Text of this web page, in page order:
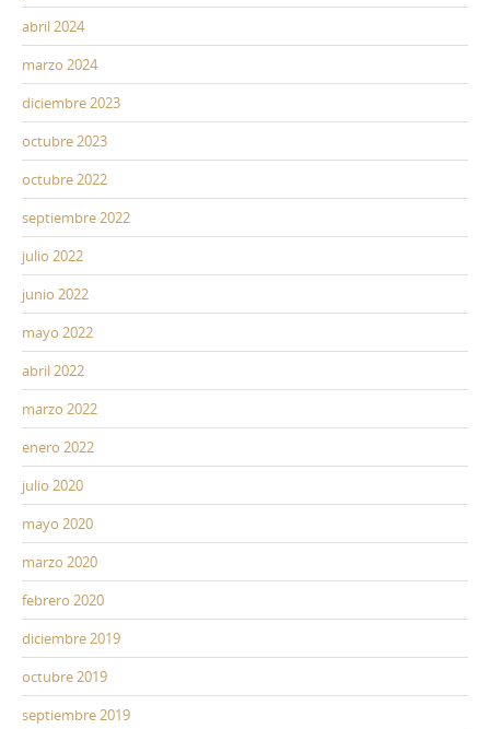
abril 2024
marzo 2024
diciembre 2023
octubre 2023
octubre 2022
septiembre 2022
julio 2022
junio 2022
mayo 2022
abril 2022
marzo 2022
enero 2022
julio 2020
mayo 2020
marzo 2020
febrero 2020
diciembre 2019
octubre 2019
septiembre 2019